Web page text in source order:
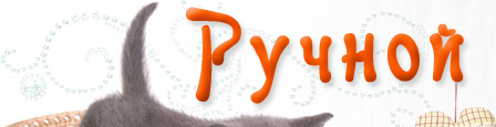
Перейти к основному содержанию